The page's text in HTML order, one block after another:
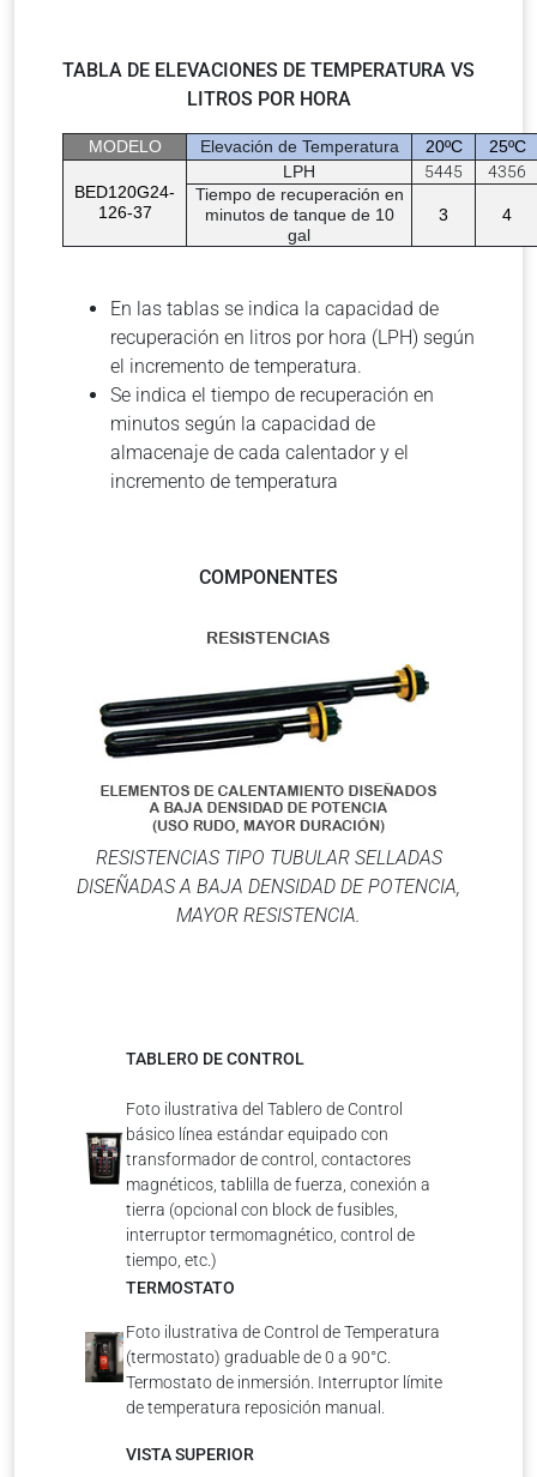
TABLA DE ELEVACIONES DE TEMPERATURA VS
LITROS POR HORA
MODELO Elevación de Temperatura 20ºC 25ºC
BED120G24-
126-37
LPH 5445 4356
Tiempo de recuperación en
minutos de tanque de 10
gal
3 4
En las tablas se indica la capacidad de
recuperación en litros por hora (LPH) según
el incremento de temperatura.
Se indica el tiempo de recuperación en
minutos según la capacidad de
almacenaje de cada calentador y el
incremento de temperatura
COMPONENTES
RESISTENCIAS TIPO TUBULAR SELLADAS
DISEÑADAS A BAJA DENSIDAD DE POTENCIA,
MAYOR RESISTENCIA.
TABLERO DE CONTROL
Foto ilustrativa del Tablero de Control
básico línea estándar equipado con
transformador de control, contactores
magnéticos, tablilla de fuerza, conexión a
tierra (opcional con block de fusibles,
interruptor termomagnético, control de
tiempo, etc.)
TERMOSTATO
Foto ilustrativa de Control de Temperatura
(termostato) graduable de 0 a 90°C.
Termostato de inmersión. Interruptor límite
de temperatura reposición manual.
VISTA SUPERIOR